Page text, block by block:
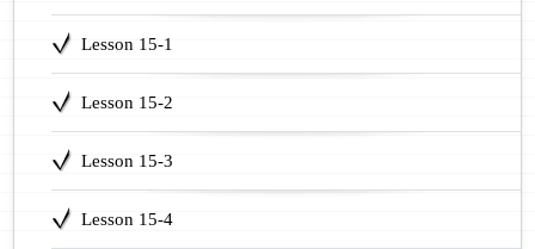
Lesson 15-1
Lesson 15-2
Lesson 15-3
Lesson 15-4